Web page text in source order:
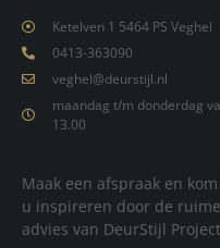
Ketelven 1 5464 PS Veghel
0413-363090
veghel@deurstijl.nl
maandag t/m donderdag
13.00
Maak een afspraak en
u inspireren door de
advies van DeurStijl